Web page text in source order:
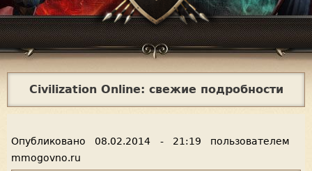
Civilization Online: свежие подробности
Опубликовано 08.02.2014 - 21:19 пользователем
mmogovno.ru